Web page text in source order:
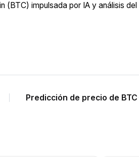
(BTC) impulsada por IA y análisis
Predicción de precio de BTC